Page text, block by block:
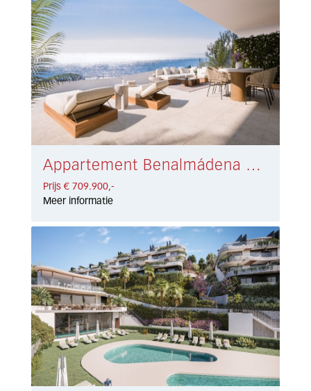
Appartement Benalmádena € 709.900,-
Prijs € 709.900,-
Meer informatie